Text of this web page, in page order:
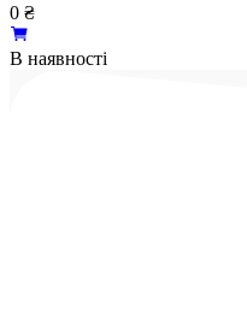
0 ₴
В наявності